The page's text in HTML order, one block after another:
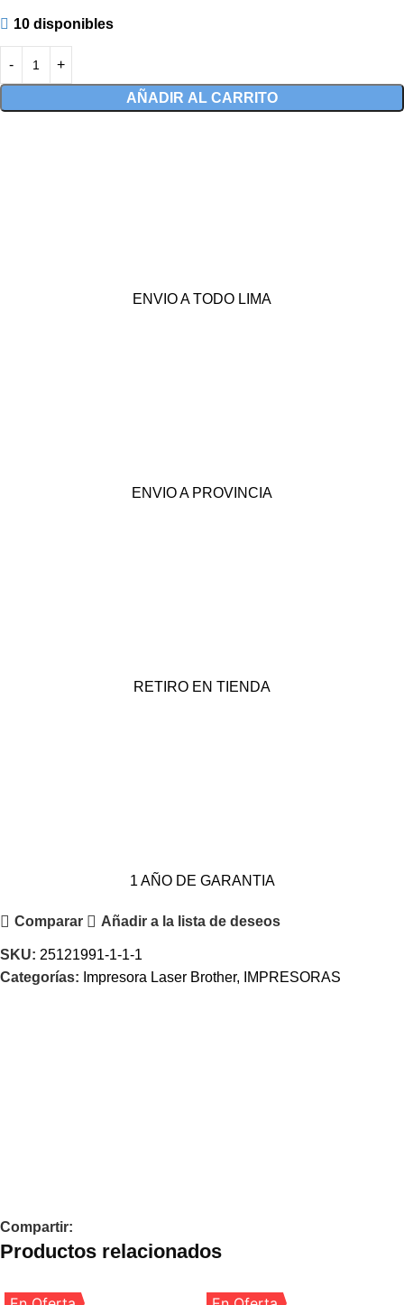
10 disponibles
AÑADIR AL CARRITO
ENVIO A TODO LIMA
ENVIO A PROVINCIA
RETIRO EN TIENDA
1 AÑO DE GARANTIA
Comparar Añadir a la lista de deseos
SKU: 25121991-1-1-1
Categorías: Impresora Laser Brother, IMPRESORAS
Compartir:
Productos relacionados